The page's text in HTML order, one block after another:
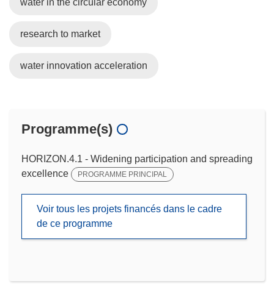
water in the circular economy
research to market
water innovation acceleration
Programme(s)
HORIZON.4.1 - Widening participation and spreading
excellence
PROGRAMME PRINCIPAL
Voir tous les projets financés dans le cadre
de ce programme